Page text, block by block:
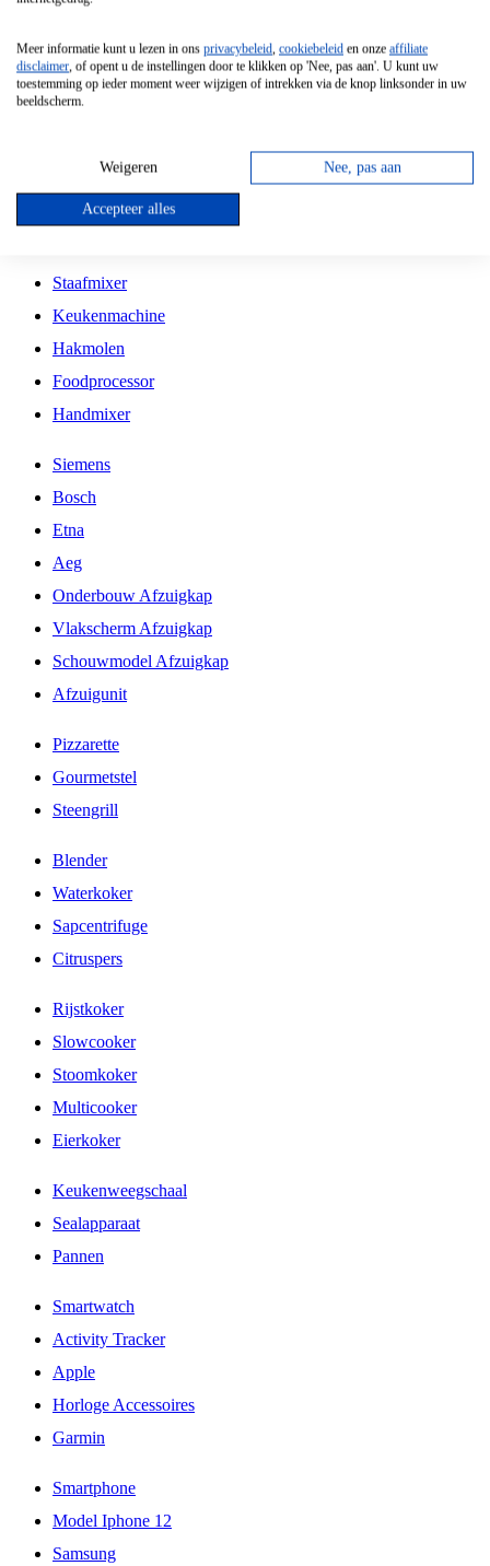
Vrijstaande Magnetron
Vrijstaande Kookplaat
Inbouw Gaskookplaat
Inbouw Keramische Kookplaat
Kookplaat Accessoires
Staafmixer
Keukenmachine
Hakmolen
Foodprocessor
Handmixer
Siemens
Bosch
Etna
Aeg
Onderbouw Afzuigkap
Vlakscherm Afzuigkap
Schouwmodel Afzuigkap
Afzuigunit
Pizzarette
Gourmetstel
Steengrill
Blender
Waterkoker
Sapcentrifuge
Citruspers
Rijstkoker
Slowcooker
Stoomkoker
Multicooker
Eierkoker
Keukenweegschaal
Sealapparaat
Pannen
Smartwatch
Activity Tracker
Apple
Horloge Accessoires
Garmin
Smartphone
Model Iphone 12
Samsung
Meer informatie kunt u lezen in ons privacybeleid, cookiebeleid en onze affiliate
disclaimer, of opent u de instellingen door te klikken op 'Nee, pas aan'. U kunt uw
toestemming op ieder moment weer wijzigen of intrekken via de knop linksonder in uw
beeldscherm.
Weigeren Nee, pas aan
Accepteer alles